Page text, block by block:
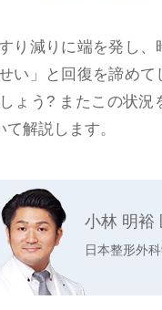
り減りに端を発し
い」と回復を諦め
ょう? またこの状
解説します。
小林 明裕
日本整形外